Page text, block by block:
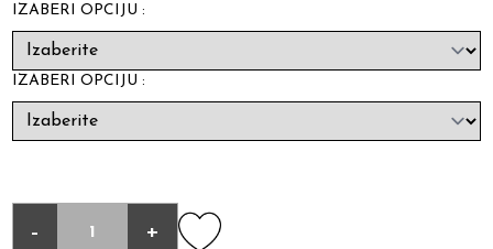
IZABERI OPCIJU :
IZABERI OPCIJU :
- +